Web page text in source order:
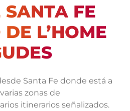
SANTA FE
L’HOME
Santa Fe donde está a
zonas de
itinerarios señalizados.